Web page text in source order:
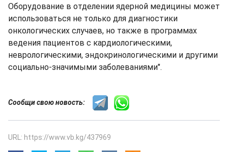
Оборудование в отделении ядерной медицины может
использоваться не только для диагностики
онкологических случаев, но также в программах
ведения пациентов с кардиологическими,
неврологическими, эндокринологическими и другими
социально-значимыми заболеваниями".
Сообщи свою новость:
URL: https://www.vb.kg/437969